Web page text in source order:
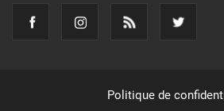
Politique de